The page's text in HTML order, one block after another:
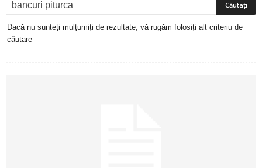
Dacă nu sunteți mulțumiți de rezultate, vă rugăm folosiți alt criteriu de
căutare